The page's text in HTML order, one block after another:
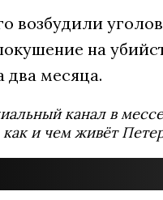
на
два месяца.
канал в
и чем живёт